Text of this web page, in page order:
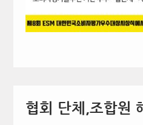
협회 단체,조합원